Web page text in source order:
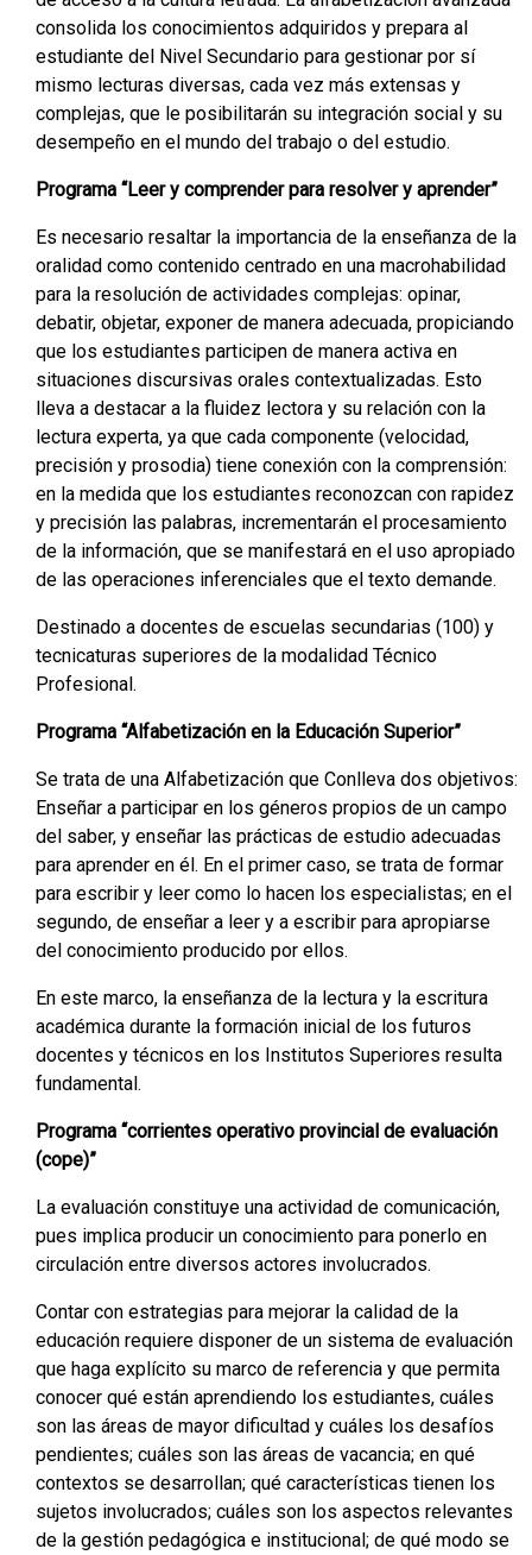
consolida los conocimientos adquiridos y prepara al
estudiante del Nivel Secundario para gestionar por sí
mismo lecturas diversas, cada vez más extensas y
complejas, que le posibilitarán su integración social y su
desempeño en el mundo del trabajo o del estudio.
Programa “Leer y comprender para resolver y aprender”
Es necesario resaltar la importancia de la enseñanza de la
oralidad como contenido centrado en una macrohabilidad
para la resolución de actividades complejas: opinar,
debatir, objetar, exponer de manera adecuada, propiciando
que los estudiantes participen de manera activa en
situaciones discursivas orales contextualizadas. Esto
lleva a destacar a la fluidez lectora y su relación con la
lectura experta, ya que cada componente (velocidad,
precisión y prosodia) tiene conexión con la comprensión:
en la medida que los estudiantes reconozcan con rapidez
y precisión las palabras, incrementarán el procesamiento
de la información, que se manifestará en el uso apropiado
de las operaciones inferenciales que el texto demande.
Destinado a docentes de escuelas secundarias (100) y
tecnicaturas superiores de la modalidad Técnico
Profesional.
Programa “Alfabetización en la Educación Superior”
Se trata de una Alfabetización que Conlleva dos objetivos:
Enseñar a participar en los géneros propios de un campo
del saber, y enseñar las prácticas de estudio adecuadas
para aprender en él. En el primer caso, se trata de formar
para escribir y leer como lo hacen los especialistas; en el
segundo, de enseñar a leer y a escribir para apropiarse
del conocimiento producido por ellos.
En este marco, la enseñanza de la lectura y la escritura
académica durante la formación inicial de los futuros
docentes y técnicos en los Institutos Superiores resulta
fundamental.
Programa “corrientes operativo provincial de evaluación
(cope)”
La evaluación constituye una actividad de comunicación,
pues implica producir un conocimiento para ponerlo en
circulación entre diversos actores involucrados.
Contar con estrategias para mejorar la calidad de la
educación requiere disponer de un sistema de evaluación
que haga explícito su marco de referencia y que permita
conocer qué están aprendiendo los estudiantes, cuáles
son las áreas de mayor dificultad y cuáles los desafíos
pendientes; cuáles son las áreas de vacancia; en qué
contextos se desarrollan; qué características tienen los
sujetos involucrados; cuáles son los aspectos relevantes
de la gestión pedagógica e institucional; de qué modo se